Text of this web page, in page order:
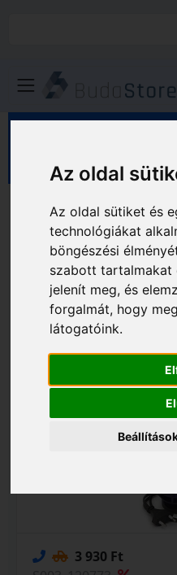
Az oldal
Az oldal sütiket és
technológiákat
böngészési
szabott tartalmakat
jelenít meg, és
forgalmát, hogy
látogatóink.
Elektromos
Gyártó és ár
3 930 Ft